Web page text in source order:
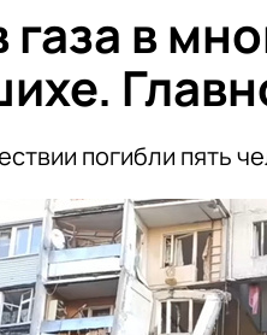
в
погибли пять